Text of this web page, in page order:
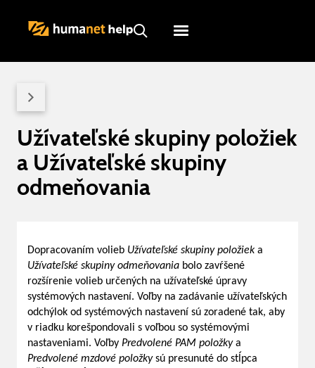
Humanet
Užívateľské skupiny položiek
a Užívateľské skupiny
odmeňovania
Dopracovaním volieb Užívateľské skupiny položieka
Užívateľské skupiny odmeňovania bolo zavŕšené
rozšírenie volieb určených na užívateľské úpravy
systémových nastavení. Voľby na zadávanie užívateľských
odchýlok od systémových nastavení sú zoradené tak, aby
v riadku korešpondovali s voľbou so systémovými
nastaveniami. Voľby Predvolené PAM položkya
Predvolené mzdové položkysú presunuté do stĺpca